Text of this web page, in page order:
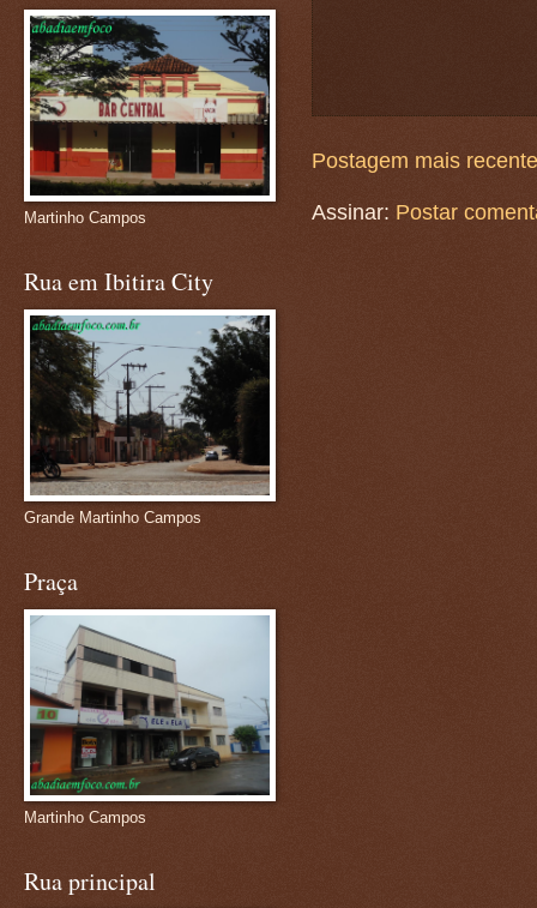
Postagem mais recente
Assinar: Postar
Martinho Campos
Rua em Ibitira City
Grande Martinho Campos
Praça
Martinho Campos
Rua principal